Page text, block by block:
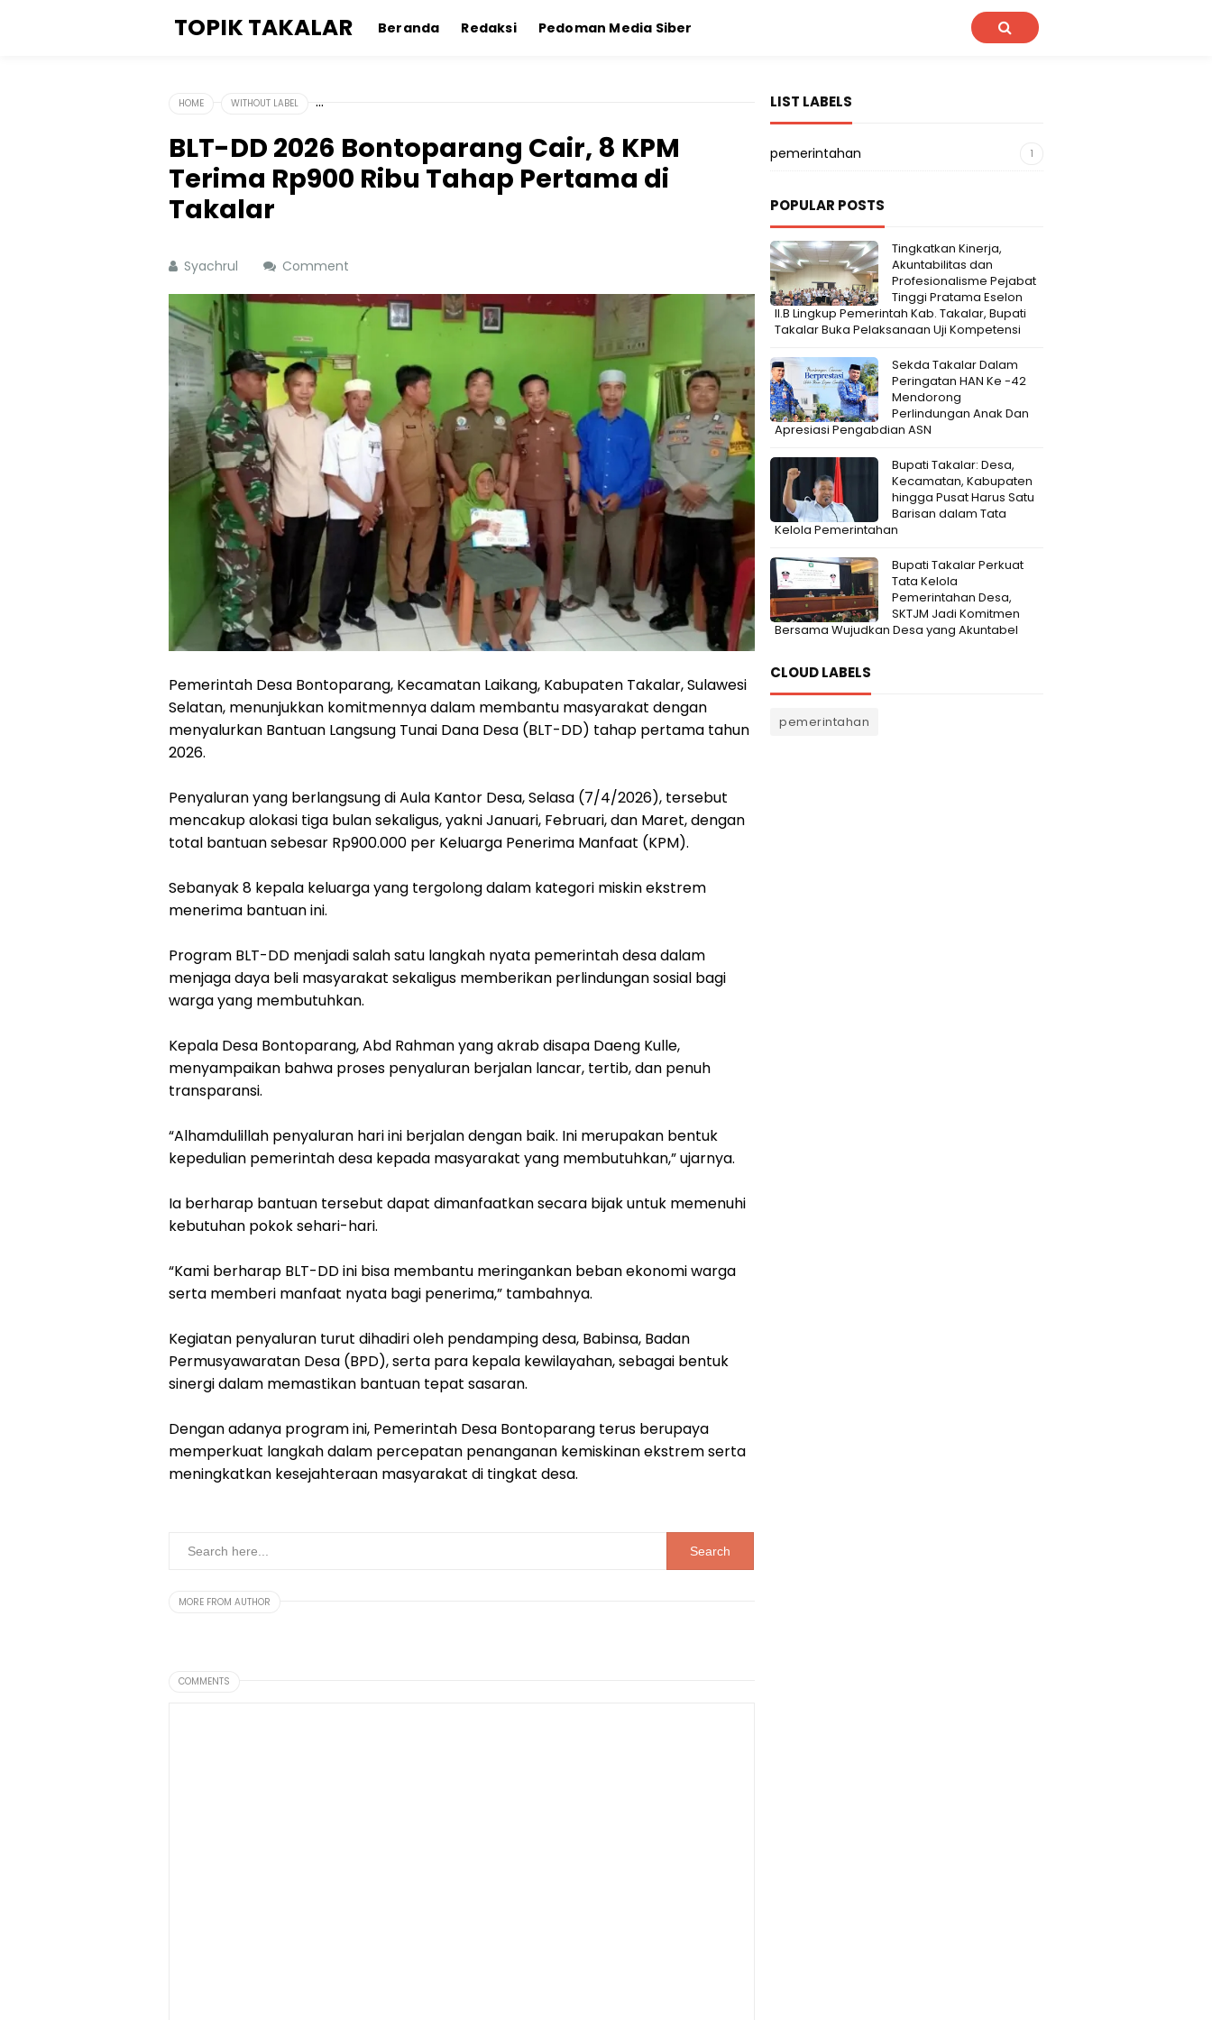
TOPIK TAKALAR Beranda Redaksi Pedoman Media Siber
HOME WITHOUT LABEL
BLT-DD 2026 Bontoparang Cair, 8 KPM
Terima Rp900 Ribu Tahap Pertama di
Takalar
Syachrul Comment
Pemerintah Desa Bontoparang, Kecamatan Laikang, Kabupaten Takalar, Sulawesi
Selatan, menunjukkan komitmennya dalam membantu masyarakat dengan
menyalurkan Bantuan Langsung Tunai Dana Desa (BLT-DD) tahap pertama tahun
2026.
Penyaluran yang berlangsung di Aula Kantor Desa, Selasa (7/4/2026), tersebut
mencakup alokasi tiga bulan sekaligus, yakni Januari, Februari, dan Maret, dengan
total bantuan sebesar Rp900.000 per Keluarga Penerima Manfaat (KPM).
Sebanyak 8 kepala keluarga yang tergolong dalam kategori miskin ekstrem
menerima bantuan ini.
Program BLT-DD menjadi salah satu langkah nyata pemerintah desa dalam
menjaga daya beli masyarakat sekaligus memberikan perlindungan sosial bagi
warga yang membutuhkan.
Kepala Desa Bontoparang, Abd Rahman yang akrab disapa Daeng Kulle,
menyampaikan bahwa proses penyaluran berjalan lancar, tertib, dan penuh
transparansi.
“Alhamdulillah penyaluran hari ini berjalan dengan baik. Ini merupakan bentuk
kepedulian pemerintah desa kepada masyarakat yang membutuhkan,” ujarnya.
Ia berharap bantuan tersebut dapat dimanfaatkan secara bijak untuk memenuhi
kebutuhan pokok sehari-hari.
“Kami berharap BLT-DD ini bisa membantu meringankan beban ekonomi warga
serta memberi manfaat nyata bagi penerima,” tambahnya.
Kegiatan penyaluran turut dihadiri oleh pendamping desa, Babinsa, Badan
Permusyawaratan Desa (BPD), serta para kepala kewilayahan, sebagai bentuk
sinergi dalam memastikan bantuan tepat sasaran.
Dengan adanya program ini, Pemerintah Desa Bontoparang terus berupaya
memperkuat langkah dalam percepatan penanganan kemiskinan ekstrem serta
meningkatkan kesejahteraan masyarakat di tingkat desa.
MORE FROM AUTHOR
COMMENTS
LIST LABELS
pemerintahan 1
POPULAR POSTS
Tingkatkan Kinerja,
Akuntabilitas dan
Profesionalisme Pejabat
Tinggi Pratama Eselon
II.B Lingkup Pemerintah Kab. Takalar, Bupati
Takalar Buka Pelaksanaan Uji Kompetensi
Sekda Takalar Dalam
Peringatan HAN Ke -42
Mendorong
Perlindungan Anak Dan
Apresiasi Pengabdian ASN
Bupati Takalar: Desa,
Kecamatan, Kabupaten
hingga Pusat Harus Satu
Barisan dalam Tata
Kelola Pemerintahan
Bupati Takalar Perkuat
Tata Kelola
Pemerintahan Desa,
SKTJM Jadi Komitmen
Bersama Wujudkan Desa yang Akuntabel
CLOUD LABELS
pemerintahan